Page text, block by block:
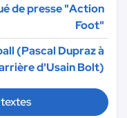
de presse "Action
Foot"
(Pascal Dupraz à
d'Usain Bolt)